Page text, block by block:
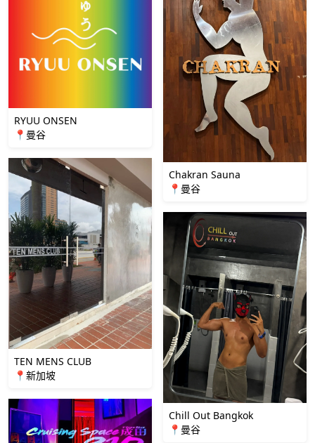
RYUU ONSEN
📍曼谷
TEN MENS CLUB
📍新加坡
Chakran Sauna
📍曼谷
Chill Out Bangkok
📍曼谷